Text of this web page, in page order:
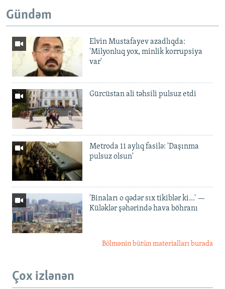
Gündəm
Elvin Mustafayev azadlıqda:
'Milyonluq yox, minlik korrupsiya
var'
Gürcüstan ali təhsili pulsuz etdi
Metroda 11 aylıq fasilə: 'Daşınma
pulsuz olsun'
'Binaları o qədər sıx tikiblər ki...' —
Küləklər şəhərində hava böhranı
Bölmənin bütün materialları burada
Çox izlənən